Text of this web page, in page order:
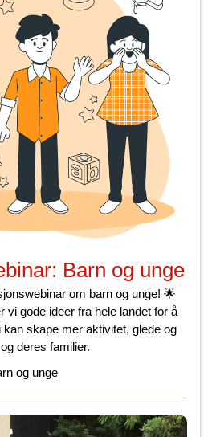
Barn og unge
om barn og unge! 🌟
vi gode ideer fra hele landet for å
skape mer aktivitet, glede og
deres familier.
og unge